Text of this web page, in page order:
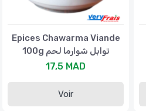
Epices Chawarma Viande
100g توابل شوارما لحم
17,5 MAD
Voir